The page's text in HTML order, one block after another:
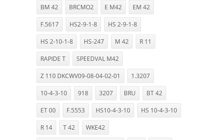
BM 42 BRCMO2 E M42 EM 42
F.5617 HS2-9-1-8 HS 2-9-1-8
HS 2-10-1-8 HS-247 M 42 R 11
RAPIDE T SPEEDVAL M42
Z 110 DKCWV09-08-04-02-01 1.3207
10-4-3-10 918 3207 BRU BT 42
ET 00 F.5553 HS10-4-3-10 HS 10-4-3-10
R 14 T 42 WKE42